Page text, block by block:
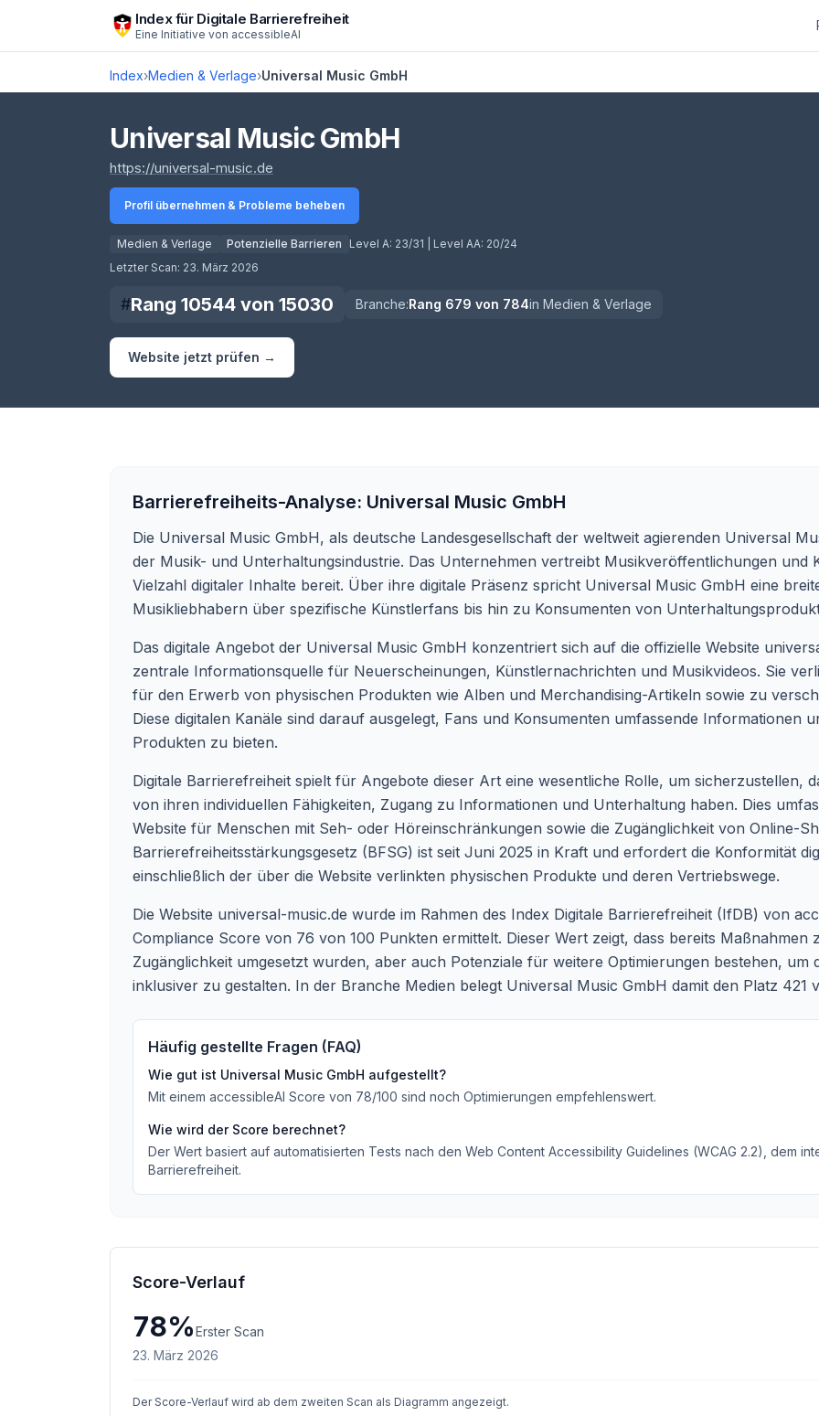
Zum Hauptinhalt springenIndex für Digitale Barrierefreiheit
Eine Initiative von accessibleAI
Index›Medien & Verlage›Universal Music GmbH
Score lädt
Universal Music GmbH
https://universal-music.de
Profil übernehmen & Probleme beheben
Medien & Verlage Potenzielle Barrieren Level A: 23/31 | Level AA: 20/24
Letzter Scan: 23. März 2026
#Rang 10544 von 15030 Branche:Rang 679 von 784in Medien & Verlage
Website jetzt prüfen →
Barrierefreiheits-Analyse: Universal Music GmbH
Die Universal Music GmbH, als deutsche Landesgesellschaft der weltweit agierenden Universal
der Musik- und Unterhaltungsindustrie. Das Unternehmen vertreibt Musikveröffentlichungen und
Vielzahl digitaler Inhalte bereit. Über ihre digitale Präsenz spricht Universal Music GmbH eine
Musikliebhabern über spezifische Künstlerfans bis hin zu Konsumenten von
Das digitale Angebot der Universal Music GmbH konzentriert sich auf die offizielle Website
zentrale Informationsquelle für Neuerscheinungen, Künstlernachrichten und Musikvideos. Sie
für den Erwerb von physischen Produkten wie Alben und Merchandising-Artikeln sowie zu
Diese digitalen Kanäle sind darauf ausgelegt, Fans und Konsumenten umfassende Informationen
Produkten zu bieten.
Digitale Barrierefreiheit spielt für Angebote dieser Art eine wesentliche Rolle, um sicherzustellen,
von ihren individuellen Fähigkeiten, Zugang zu Informationen und Unterhaltung haben. Dies
Website für Menschen mit Seh- oder Höreinschränkungen sowie die Zugänglichkeit von Online-
Barrierefreiheitsstärkungsgesetz (BFSG) ist seit Juni 2025 in Kraft und erfordert die Konformität
einschließlich der über die Website verlinkten physischen Produkte und deren Vertriebswege.
Die Website universal-music.de wurde im Rahmen des Index Digitale Barrierefreiheit (IfDB) von
Compliance Score von 76 von 100 Punkten ermittelt. Dieser Wert zeigt, dass bereits Maßnahmen
Zugänglichkeit umgesetzt wurden, aber auch Potenziale für weitere Optimierungen bestehen,
inklusiver zu gestalten. In der Branche Medien belegt Universal Music GmbH damit den Platz 421
Häufig gestellte Fragen (FAQ)
Wie gut ist Universal Music GmbH aufgestellt?
Mit einem accessibleAI Score von 78/100 sind noch Optimierungen empfehlenswert.
Wie wird der Score berechnet?
Der Wert basiert auf automatisierten Tests nach den Web Content Accessibility Guidelines (WCAG 2.2), dem
Barrierefreiheit.
Score-Verlauf
78%Erster Scan
23. März 2026
Der Score-Verlauf wird ab dem zweiten Scan als Diagramm angezeigt.